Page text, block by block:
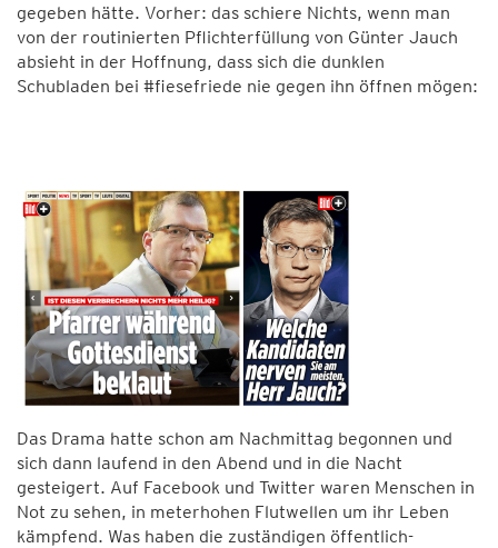
gegeben hätte. Vorher: das schiere Nichts, wenn man
von der routinierten Pflichterfüllung von Günter Jauch
absieht in der Hoffnung, dass sich die dunklen
Schubladen bei #fiesefriede nie gegen ihn öffnen mögen:
Das Drama hatte schon am Nachmittag begonnen und
sich dann laufend in den Abend und in die Nacht
gesteigert. Auf Facebook und Twitter waren Menschen in
Not zu sehen, in meterhohen Flutwellen um ihr Leben
kämpfend. Was haben die zuständigen öffentlich-